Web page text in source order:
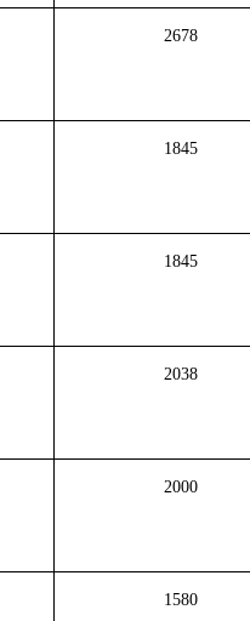
2678
1845
1845
2038
2000
1580